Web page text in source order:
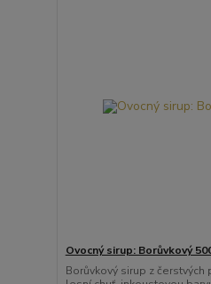
Ovocný sirup: Borůvkový
Borůvkový sirup z